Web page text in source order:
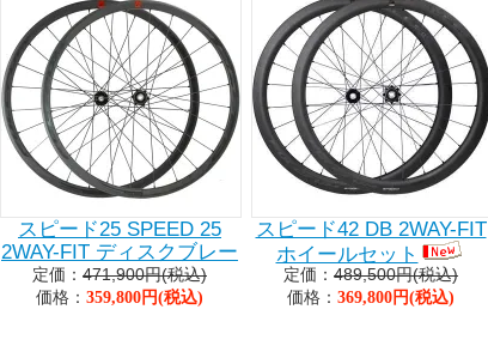
スピード25 SPEED 25
2WAY-FIT ディスクブレー
キ ホイールセット
定価： 471,900円(税込)
価格： 359,800円(税込)
スピード42 DB 2WAY-FIT
ホイールセット
定価： 489,500円(税込)
価格： 369,800円(税込)